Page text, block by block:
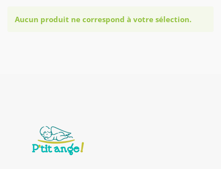
Aucun produit ne correspond à votre sélection.